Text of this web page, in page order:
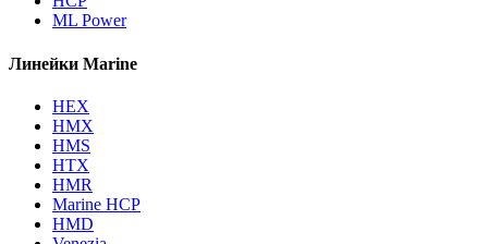
ML Power
Линейки Marine
HEX
HMX
HMS
HTX
HMR
Marine HCP
HMD